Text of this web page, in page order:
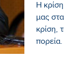
Η
μας
κρίση,
πορεία.